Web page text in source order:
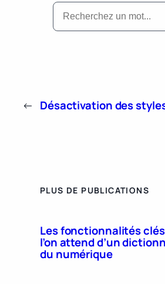
← Désactivation des
PLUS DE PUBLICATIONS
Les fonctionnalités
l’on attend d’un
du numérique